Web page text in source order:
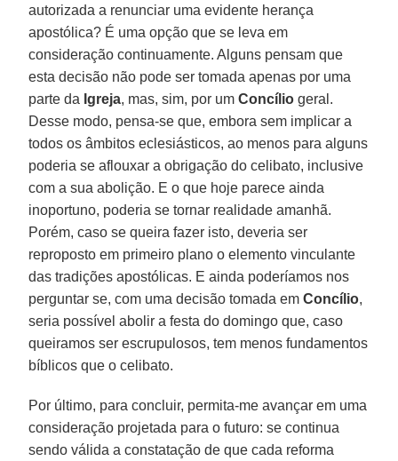
autorizada a renunciar uma evidente herança
apostólica? É uma opção que se leva em
consideração continuamente. Alguns pensam que
esta decisão não pode ser tomada apenas por uma
parte da Igreja, mas, sim, por umConcílio geral.
Desse modo, pensa-se que, embora sem implicar a
todos os âmbitos eclesiásticos, ao menos para alguns
poderia se aflouxar a obrigação do celibato, inclusive
com a sua abolição. E o que hoje parece ainda
inoportuno, poderia se tornar realidade amanhã.
Porém, caso se queira fazer isto, deveria ser
reproposto em primeiro plano o elemento vinculante
das tradições apostólicas. E ainda poderíamos nos
perguntar se, com uma decisão tomada emConcílio,
seria possível abolir a festa do domingo que, caso
queiramos ser escrupulosos, tem menos fundamentos
bíblicos que o celibato.
Por último, para concluir, permita-me avançar em uma
consideração projetada para o futuro: se continua
sendo válida a constatação de que cada reforma